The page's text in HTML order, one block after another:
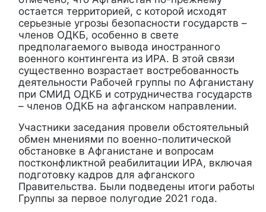
остается территорией, с которой исходят
серьезные угрозы безопасности государств –
членов ОДКБ, особенно в свете
предполагаемого вывода иностранного
военного контингента из ИРА. В этой связи
существенно возрастает востребованность
деятельности Рабочей группы по Афганистану
при СМИД ОДКБ и сотрудничества государств
– членов ОДКБ на афганском направлении.
Участники заседания провели обстоятельный
обмен мнениями по военно-политической
обстановке в Афганистане и вопросам
постконфликтной реабилитации ИРА, включая
подготовку кадров для афганского
Правительства. Были подведены итоги работы
Группы за первое полугодие 2021 года.